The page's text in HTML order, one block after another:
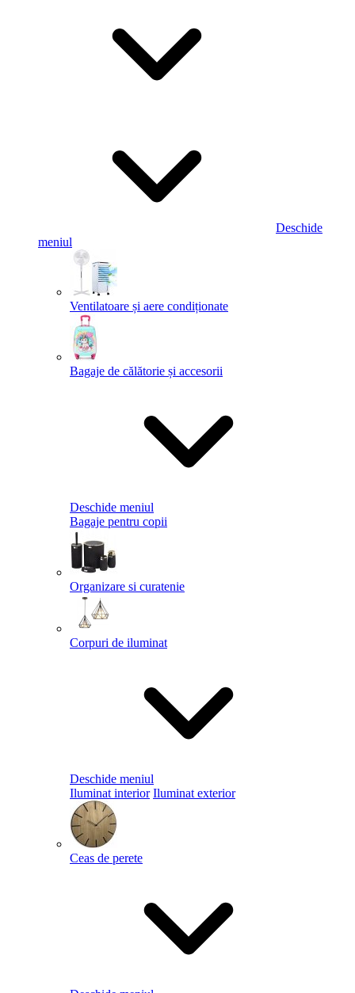
Deschide
meniul
Ventilatoare și aere condiționate
Bagaje de călătorie și accesorii
Deschide meniul
Bagaje pentru copii
Organizare si curatenie
Corpuri de iluminat
Deschide meniul
Iluminat interior Iluminat exterior
Ceas de perete